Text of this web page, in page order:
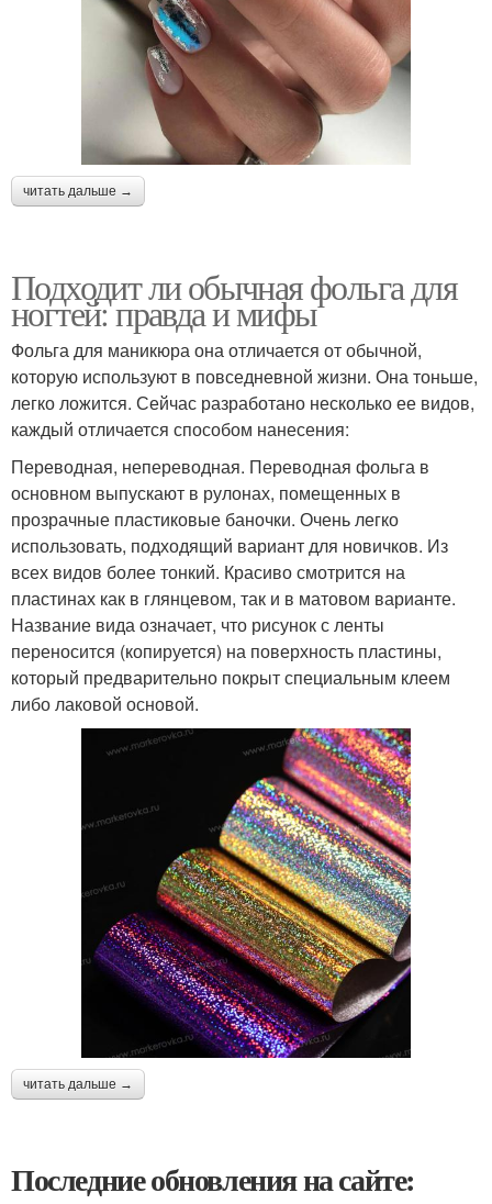
читать дальше →
Подходит ли обычная фольга для
ногтей: правда и мифы
Фольга для маникюра она отличается от обычной,
которую используют в повседневной жизни. Она тоньше,
легко ложится. Сейчас разработано несколько ее видов,
каждый отличается способом нанесения:
Переводная, непереводная. Переводная фольга в
основном выпускают в рулонах, помещенных в
прозрачные пластиковые баночки. Очень легко
использовать, подходящий вариант для новичков. Из
всех видов более тонкий. Красиво смотрится на
пластинах как в глянцевом, так и в матовом варианте.
Название вида означает, что рисунок с ленты
переносится (копируется) на поверхность пластины,
который предварительно покрыт специальным клеем
либо лаковой основой.
читать дальше →
Последние обновления на сайте: